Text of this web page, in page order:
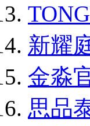
新耀
金淼
思品